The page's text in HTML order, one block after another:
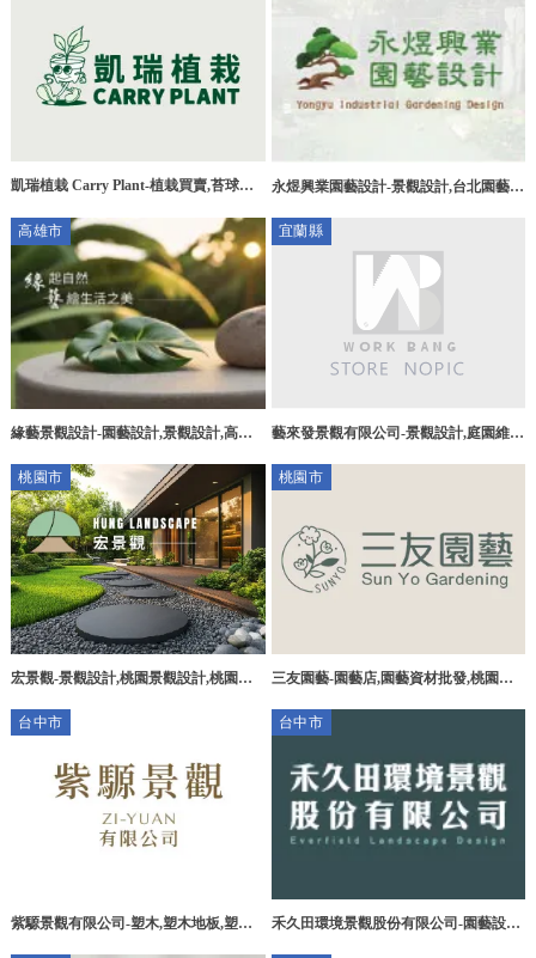
凱瑞植栽 Carry Plant-植栽買賣,苔球買
栽買賣,
永煜興業園藝設計-景觀設計,台北園藝保
計,大同區景觀設計
高雄市
緣藝景觀設計-園藝設計,景觀設計,高雄
計,仁武區景觀設計
宜蘭縣
藝來發景觀有限公司-景觀設計,庭園維
桃園市
宏景觀-景觀設計,桃園景觀設計,桃園景
桃園市
三友園藝-園藝店,園藝資材批發,桃園園
設計
台中市
紫騵景觀有限公司-塑木,塑木地板,塑木
台中市
禾久田環境景觀股份有限公司-園藝設計,